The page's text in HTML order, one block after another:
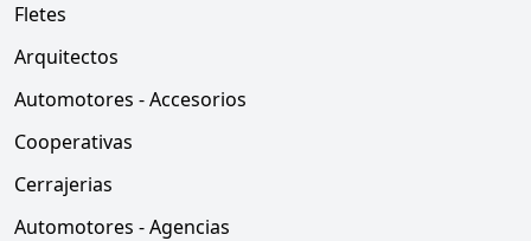
Fletes
Arquitectos
Automotores - Accesorios
Cooperativas
Cerrajerias
Automotores - Agencias